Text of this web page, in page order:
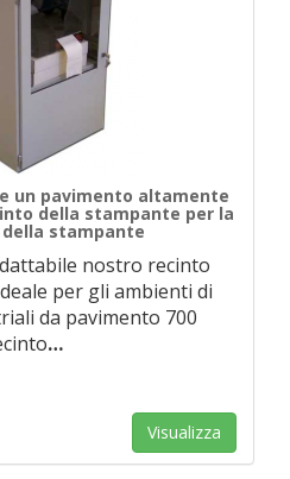
un pavimento altamente
della stampante per la
stampante
nostro recinto
per gli ambienti di
da pavimento 700
…
Visualizza